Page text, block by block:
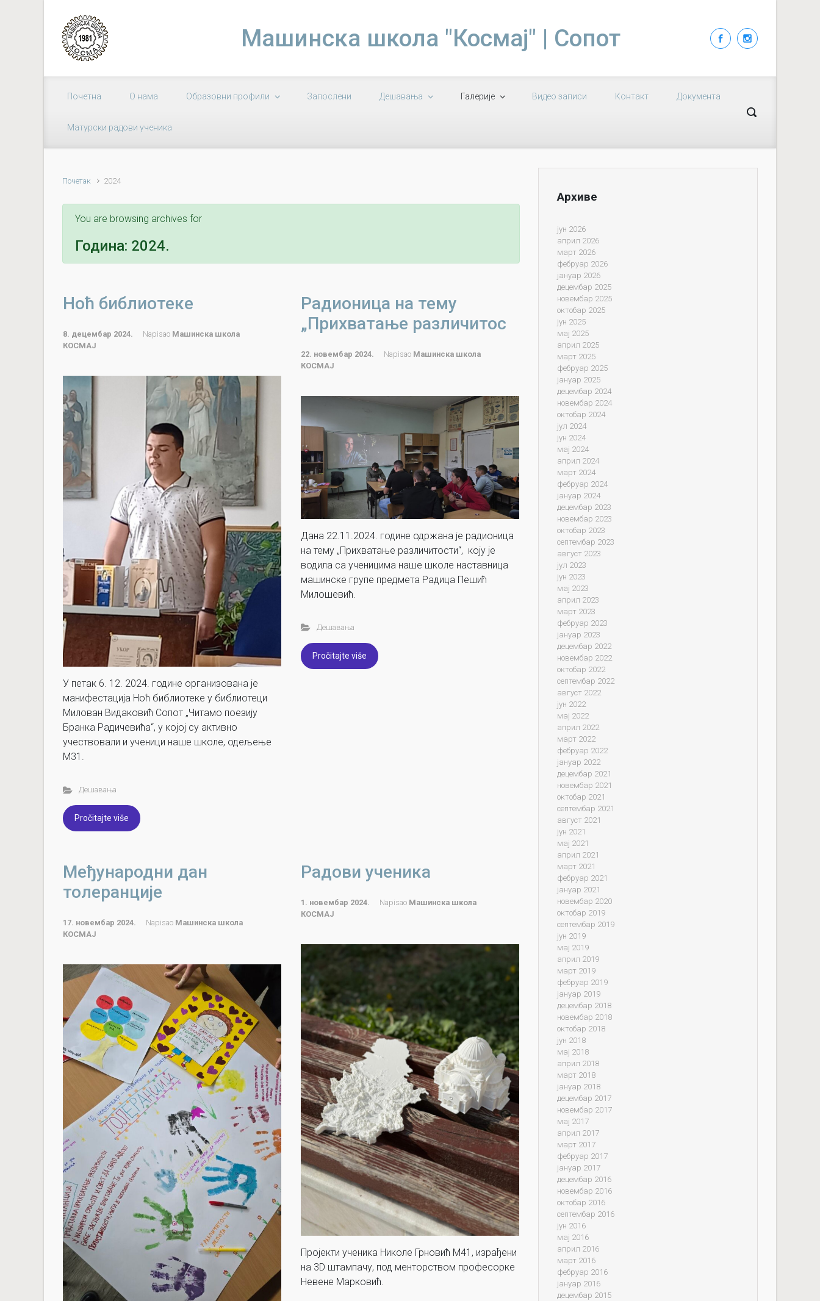
Машинска школа "Космај" | Сопот
Почетна О нама Образовни профили Запослени Дешавања Галерије Видео записи Контакт Документа
Матурски радови ученика
Почетак 2024
You are browsing archives for
Година: 2024.
Ноћ библиотеке
8. децембар 2024. Napisao Машинска школа
КОСМАЈ
У петак 6. 12. 2024. године организована је
манифестација Ноћ библиотеке у библиотеци
Милован Видаковић Сопот „Читамо поезију
Бранка Радичевића“, у којој су активно
учествовали и ученици наше школе, одељење
М31.
Дешавања
Pročitajte više
Радионица на тему
„Прихватање различитос
22. новембар 2024. Napisao Машинска школа
КОСМАЈ
Дана 22.11.2024. године одржана је радионица
на тему „Прихватање различитости“, коју је
водила са ученицима наше школе наставница
машинске групе предмета Радица Пешић
Милошевић.
Дешавања
Pročitajte više
Међународни дан
толеранције
17. новембар 2024. Napisao Машинска школа
КОСМАЈ
Радови ученика
1. новембар 2024. Napisao Машинска школа
КОСМАЈ
Пројекти ученика Николе Грновић М41, израђени
на 3D штампачу, под менторством професорке
Невене Марковић.
Архиве
јун 2026
април 2026
март 2026
фебруар 2026
јануар 2026
децембар 2025
новембар 2025
октобар 2025
јун 2025
мај 2025
април 2025
март 2025
фебруар 2025
јануар 2025
децембар 2024
новембар 2024
октобар 2024
јул 2024
јун 2024
мај 2024
април 2024
март 2024
фебруар 2024
јануар 2024
децембар 2023
новембар 2023
октобар 2023
септембар 2023
август 2023
јул 2023
јун 2023
мај 2023
април 2023
март 2023
фебруар 2023
јануар 2023
децембар 2022
новембар 2022
октобар 2022
септембар 2022
август 2022
јун 2022
мај 2022
април 2022
март 2022
фебруар 2022
јануар 2022
децембар 2021
новембар 2021
октобар 2021
септембар 2021
август 2021
јун 2021
мај 2021
април 2021
март 2021
фебруар 2021
јануар 2021
новембар 2020
октобар 2019
септембар 2019
јун 2019
мај 2019
април 2019
март 2019
фебруар 2019
јануар 2019
децембар 2018
новембар 2018
октобар 2018
јун 2018
мај 2018
април 2018
март 2018
јануар 2018
децембар 2017
новембар 2017
мај 2017
април 2017
март 2017
фебруар 2017
јануар 2017
децембар 2016
новембар 2016
октобар 2016
септембар 2016
јун 2016
мај 2016
април 2016
март 2016
фебруар 2016
јануар 2016
децембар 2015